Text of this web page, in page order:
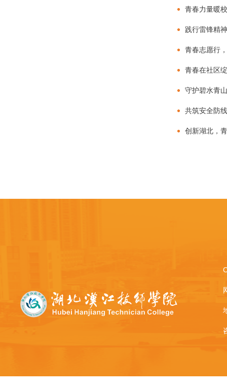
青春力量暖
践行雷锋精
青春志愿行
青春在社区
守护碧水青
共筑安全防
创新湖北，